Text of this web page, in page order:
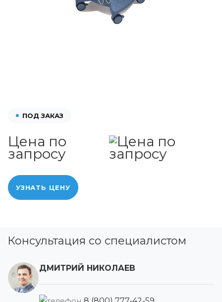
ПОД ЗАКАЗ
Цена по
запросу
УЗНАТЬ ЦЕНУ
Консультация со специалистом
ДМИТРИЙ НИКОЛАЕВ